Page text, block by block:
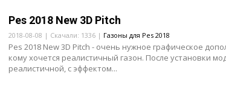
Pes 2018 New 3D Pitch
2018-08-08 | Скачали: 1336 | Газоны для Pes 2018
Pes 2018 New 3D Pitch - очень нужное графическое
кому хочется реалистичный газон. После установки
реалистичной, с эффектом...